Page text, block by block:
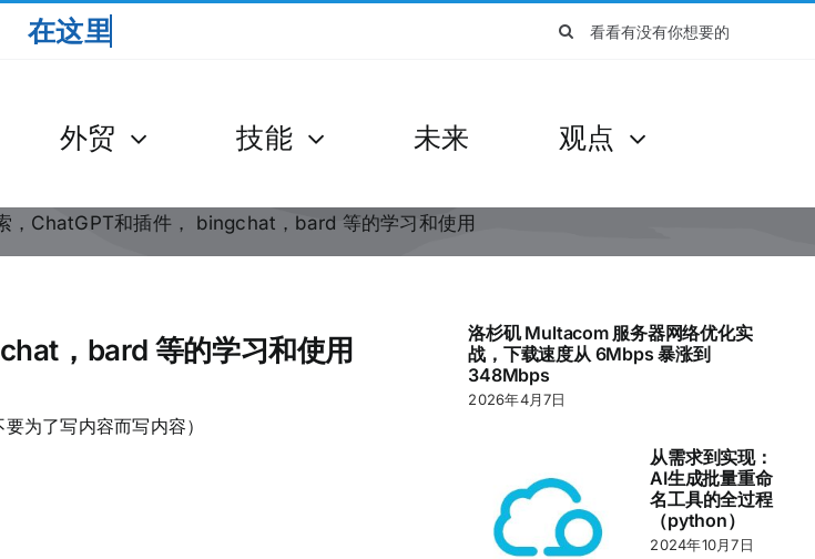
搜
外贸 技能 未来 观点
，ChatGPT和插件， bingchat，bard 等的学习和使用
，bard 等的学习和使用
为了写内容而写内容）
洛杉矶 Multacom 服务器网络优化实
战，下载速度从 6Mbps 暴涨到
348Mbps
2026年4月7日
从需求到实现：
AI生成批量重命
名工具的全过程
（python）
2024年10月7日